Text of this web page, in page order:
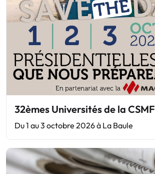
32èmes Universités de la CSMF
Du 1 au 3 octobre 2026 à La Baule